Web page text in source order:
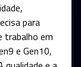
para
trabalho em
e Gen10,